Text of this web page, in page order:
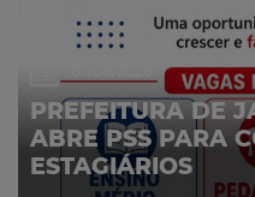
PREFEITURA DE
ABRE PSS PARA
ESTAGIÁRIOS